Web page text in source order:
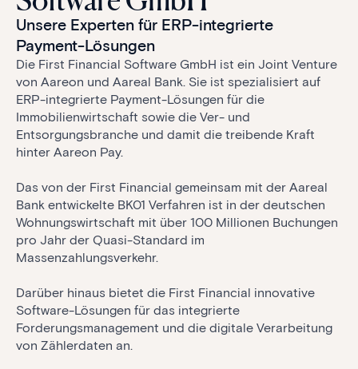
Unsere Experten für ERP-integrierte
Payment-Lösungen
Die First Financial Software GmbH ist ein Joint Venture
von Aareon und Aareal Bank. Sie ist spezialisiert auf
ERP-integrierte Payment-Lösungen für die
Immobilienwirtschaft sowie die Ver- und
Entsorgungsbranche und damit die treibende Kraft
hinter Aareon Pay.
Das von der First Financial gemeinsam mit der Aareal
Bank entwickelte BK01 Verfahren ist in der deutschen
Wohnungswirtschaft mit über 100 Millionen Buchungen
pro Jahr der Quasi-Standard im
Massenzahlungsverkehr.
Darüber hinaus bietet die First Financial innovative
Software-Lösungen für das integrierte
Forderungsmanagement und die digitale Verarbeitung
von Zählerdaten an.